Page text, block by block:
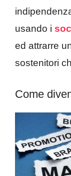
usando i
ed attrarre
sostenitori
Come